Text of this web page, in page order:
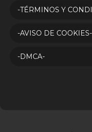
-TÉRMINOS Y
-AVISO DE COOKIES-
-DMCA-